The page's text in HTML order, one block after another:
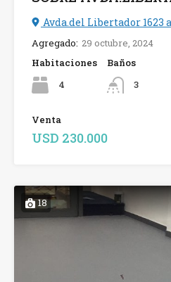
Avda.del Libertador 1623
Agregado: 29 octubre, 2024
Habitaciones
4
Baños
3
Venta
USD 230.000
18